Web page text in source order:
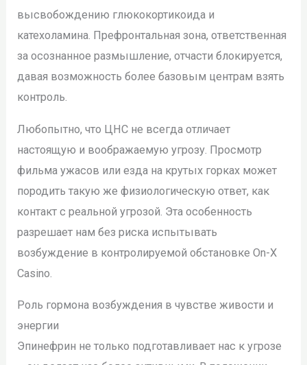
высвобождению глюкокортикоида и
катехоламина. Префронтальная зона, ответственная
за осознанное размышление, отчасти блокируется,
давая возможность более базовым центрам взять
контроль.
Любопытно, что ЦНС не всегда отличает
настоящую и воображаемую угрозу. Просмотр
фильма ужасов или езда на крутых горках может
породить такую же физиологическую ответ, как
контакт с реальной угрозой. Эта особенность
разрешает нам без риска испытывать
возбуждение в контролируемой обстановке On-X
Casino.
Роль гормона возбуждения в чувстве живости и
энергии
Эпинефрин не только подготавливает нас к угрозе